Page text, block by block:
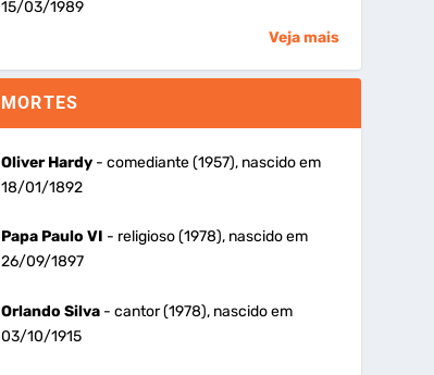
15/03/1989
Veja mais
MORTES
Oliver Hardy- comediante (1957), nascido em
18/01/1892
Papa Paulo VI - religioso (1978), nascido em
26/09/1897
Orlando Silva- cantor (1978), nascido em
03/10/1915